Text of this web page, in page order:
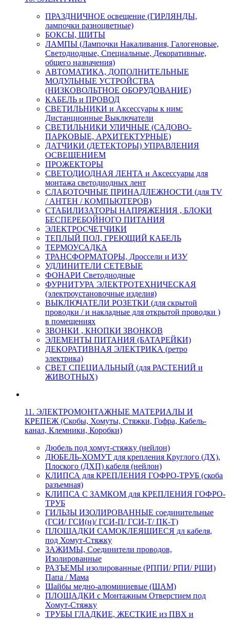
ПРАЗДНИЧНОЕ освещение (ГИРЛЯНДЫ,
лампочки разноцветные)
БОКСЫ, ЩИТЫ
ЛАМПЫ (Лампочки Накаливания, Галогеновые,
Светодиодные, Специальные, Декоративные,
общего назначения)
АВТОМАТИКА, ДОПОЛНИТЕЛЬНЫЕ
МОДУЛЬНЫЕ УСТРОЙСТВА
(НИЗКОВОЛЬТНОЕ ОБОРУДОВАНИЕ)
КАБЕЛЬ и ПРОВОД
СВЕТИЛЬНИКИ и Аксессуары к ним:
Дистанционные Выключатели
СВЕТИЛЬНИКИ УЛИЧНЫЕ (САДОВО-
ПАРКОВЫЕ, АРХИТЕКТУРНЫЕ)
ДАТЧИКИ (ДЕТЕКТОРЫ) УПРАВЛЕНИЯ
ОСВЕЩЕНИЕМ
ПРОЖЕКТОРЫ
СВЕТОДИОДНАЯ ЛЕНТА и Аксессуары для
монтажа светодиодных лент
СЛАБОТОЧНЫЕ ПРИНАДЛЕЖНОСТИ (для TV
/ АНТЕН / КОМПЬЮТЕРОВ)
СТАБИЛИЗАТОРЫ НАПРЯЖЕНИЯ , БЛОКИ
БЕСПЕРЕБОЙНОГО ПИТАНИЯ
ЭЛЕКТРОСЧЕТЧИКИ
ТЕПЛЫЙ ПОЛ, ГРЕЮЩИЙ КАБЕЛЬ
ТЕРМОУСАДКА
ТРАНСФОРМАТОРЫ, Дроссели и ИЗУ
УДЛИНИТЕЛИ СЕТЕВЫЕ
ФОНАРИ Светодиодные
ФУРНИТУРА ЭЛЕКТРОТЕХНИЧЕСКАЯ
(электроустановочные изделия)
ВЫКЛЮЧАТЕЛИ РОЗЕТКИ (для скрытой
проводки / и накладные для открытой проводки )
в помещениях
ЗВОНКИ , КНОПКИ ЗВОНКОВ
ЭЛЕМЕНТЫ ПИТАНИЯ (БАТАРЕЙКИ)
ДЕКОРАТИВНАЯ ЭЛЕКТРИКА (ретро
электрика)
СВЕТ СПЕЦИАЛЬНЫЙ (для РАСТЕНИЙ и
ЖИВОТНЫХ)
11. ЭЛЕКТРОМОНТАЖНЫЕ МАТЕРИАЛЫ И
КРЕПЕЖ (Скобы, Хомуты, Стяжки, Гофра, Кабель-
канал, Клемники, Коробки)
Дюбель под хомут-стяжку (нейлон)
ДЮБЕЛЬ-ХОМУТ для крепления Круглого (ДХ),
Плоского (ДХП) кабеля (нейлон)
КЛИПСА для КРЕПЛЕНИЯ ГОФРО-ТРУБ (скоба
разъемная)
КЛИПСА С ЗАМКОМ для КРЕПЛЕНИЯ ГОФРО-
ТРУБ
ГИЛЬЗЫ ИЗОЛИРОВАННЫЕ соединительные
(ГСИ/ ГСИ(н)/ ГСИ-П/ ГСИ-Т/ ПК-Т)
ПЛОЩАДКИ САМОКЛЕЯЩИЕСЯ дл кабеля,
под Хомут-Стяжку
ЗАЖИМЫ, Соединители проводов,
Изолированные
РАЗЪЕМЫ изолированные (РППИ/ РПИ/ РШИ)
Папа / Мама
Шайбы медно-алюминиевые (ШАМ)
ПЛОЩАДКИ с Монтажным Отверстием под
Хомут-Стяжку
ТРУБЫ ГЛАДКИЕ, ЖЕСТКИЕ из ПВХ и